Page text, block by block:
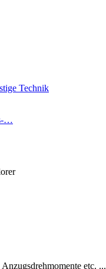
Technik
…
etc. ...